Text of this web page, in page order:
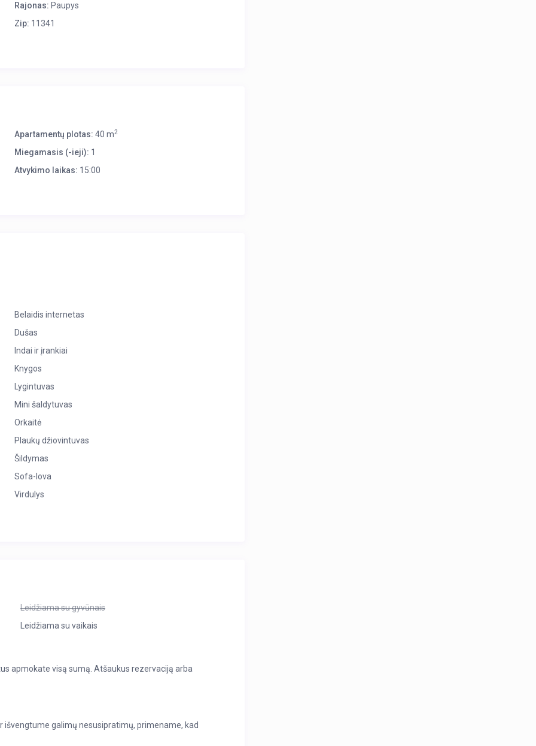
todėl šie stilingi apartamentai Vilniuje puikiai tinka tiek
Rajonas: Paupys
Zip: 11341
Apartamentų plotas: 40 m2
Miegamasis (-ieji): 1
Atvykimo laikas: 15:00
Belaidis internetas
Dušas
Indai ir įrankiai
Knygos
Lygintuvas
Mini šaldytuvas
Orkaitė
Plaukų džiovintuvas
Šildymas
Sofa-lova
Virdulys
Leidžiama su gyvūnais
Leidžiama su vaikais
apmokate visą sumą. Atšaukus rezervaciją arba
išvengtume galimų nesusipratimų, primename, kad